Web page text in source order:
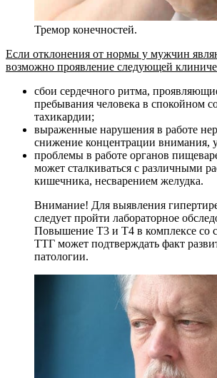
Тремор конечностей.
Если отклонения от нормы у мужчин
возможно проявление следующей
сбои сердечного ритма,
пребывания человека в спокойном
тахикардии;
выраженные нарушения в работе
снижение концентрации внимания,
проблемы в работе органов
может сталкиваться с различными
кишечника, несварением желудка.
Внимание! Для выявления
следует пройти лабораторное
Повышение Т3 и Т4 в комплексе со
ТТГ может подтверждать факт
патологии.